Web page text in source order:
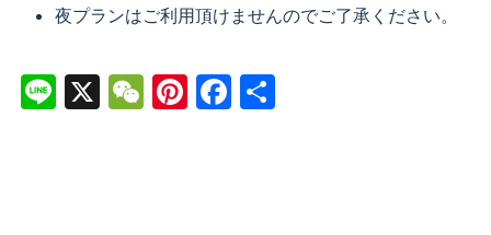
夜プランはご利用頂けませんのでご了承ください。
Line
X WeChat
Pinterest
Facebook